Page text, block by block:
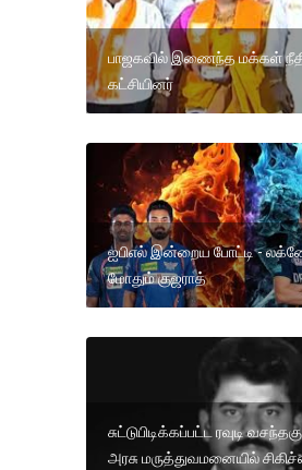
பாஜகவில் இணைந்த மக்கள்
கட்சியினர்
ஐபிஎல் இன்றைய போட்டி -
மோதும் குஜராத்
சுட்டுபிடிக்கப்பட்ட ரவுடி
அரசு மருத்துவமனையில்